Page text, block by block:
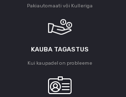
Pakiautomaati või Kulleriga
KAUBA TAGASTUS
Kui kaupadel on probleeme